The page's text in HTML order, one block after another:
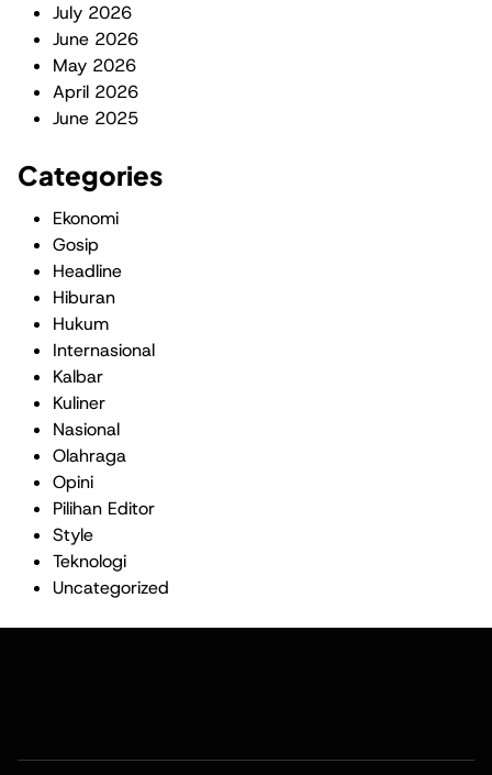
July 2026
June 2026
May 2026
April 2026
June 2025
Categories
Ekonomi
Gosip
Headline
Hiburan
Hukum
Internasional
Kalbar
Kuliner
Nasional
Olahraga
Opini
Pilihan Editor
Style
Teknologi
Uncategorized